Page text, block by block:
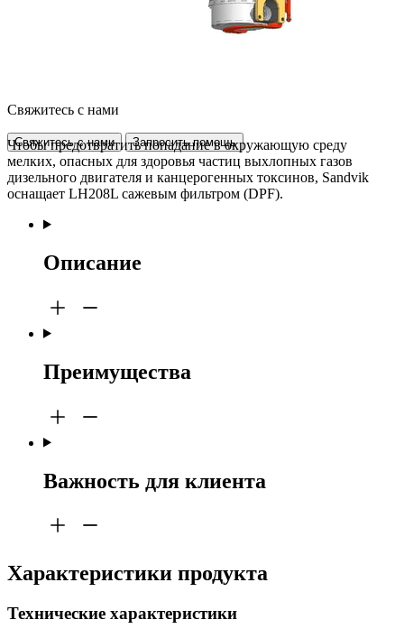
Свяжитесь с нами
Свяжитесь с нами Запросить помощь
Чтобы предотвратить попадание в окружающую среду
мелких, опасных для здоровья частиц выхлопных газов
дизельного двигателя и канцерогенных токсинов, Sandvik
оснащает LH208L сажевым фильтром (DPF).
Описание
Преимущества
Важность для клиента
Характеристики продукта
Технические характеристики